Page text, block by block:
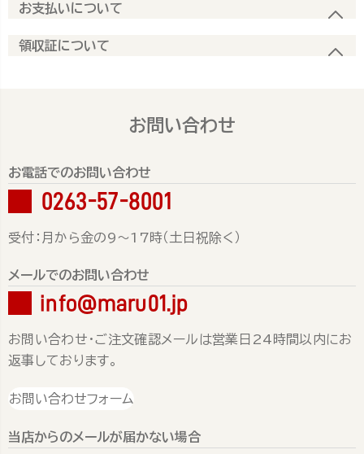
お支払いについて
領収証について
お問い合わせ
お電話でのお問い合わせ
0263-57-8001
受付：月から金の9～17時（土日祝除く）
メールでのお問い合わせ
info@maru01.jp
お問い合わせ・ご注文確認メールは営業日24時間以内にお
返事しております。
お問い合わせフォーム
当店からのメールが届かない場合